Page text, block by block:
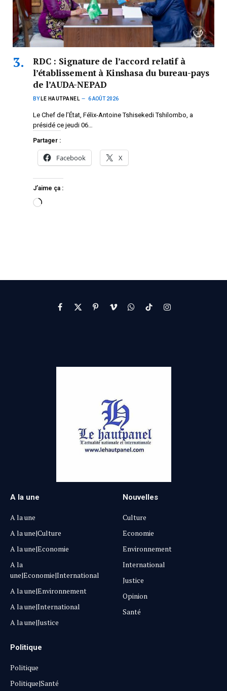
RDC : Signature de l’accord relatif à
l’établissement à Kinshasa du bureau-pays
de l’AUDA-NEPAD
BY LE HAUTPANEL 6 AOÛT 2026
Le Chef de l’État, Félix-Antoine Tshisekedi Tshilombo, a
présidé ce jeudi 06…
Partager :
Facebook X
J’aime ça :
Facebook
X
PinterestVimeoWhatsApp
TikTokInstagram
A la une
A la une
A la une|Culture
A la une|Economie
A la
une|Economie|International
A la une|Environnement
A la une|International
A la une|Justice
Nouvelles
Culture
Economie
Environnement
International
Justice
Opinion
Santé
Politique
Politique
Politique|Santé